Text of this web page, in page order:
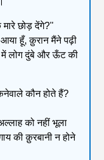
मारे छोड़ देंगे?''
हूँ, क़ुरान मैंने पढ़ी
में लोग दुंबे और ऊँट की
कौन होते हैं?
को नहीं भूला
की क़ुरबानी न होने